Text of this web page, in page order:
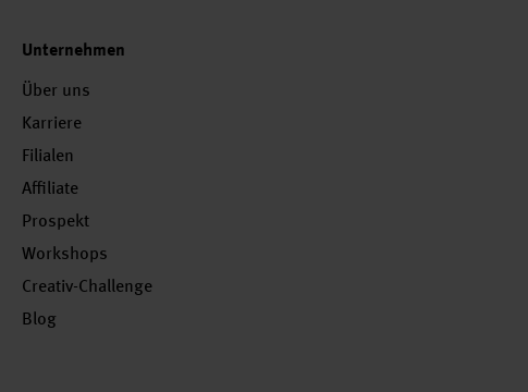
Unternehmen
Über uns
Karriere
Filialen
Affiliate
Prospekt
Workshops
Creativ-Challenge
Blog